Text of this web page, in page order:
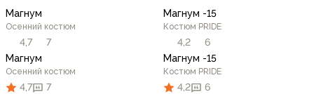
Магнум
Осенний костюм
4,7
7
Магнум
Осенний костюм
4,7 7
Магнум -15
Костюм PRIDE
4,2
6
Магнум -15
Костюм PRIDE
4,2 6